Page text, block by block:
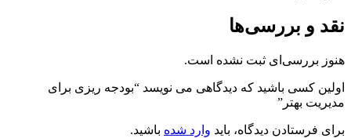
نقد و بررسی‌ها
هنوز بررسی‌ای ثبت نشده است.
اولین کسی باشید که دیدگاهی می نویسد “بودجه ریزی برای
مدیریت بهتر”
برای فرستادن دیدگاه، باید وارد شده باشید.